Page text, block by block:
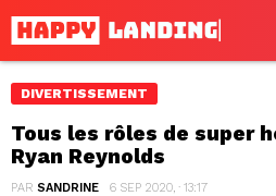
DIVERTISSEMENT
Tous les rôles de super
Ryan Reynolds
PAR SANDRINE 6 SEP 2020, · 13:17